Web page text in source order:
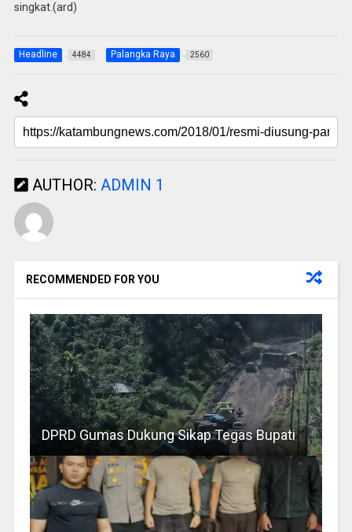
singkat.(ard)
Headline 4484 Palangka Raya 2560
AUTHOR: ADMIN 1
RECOMMENDED FOR YOU
DPRD Gumas Dukung Sikap Tegas Bupati